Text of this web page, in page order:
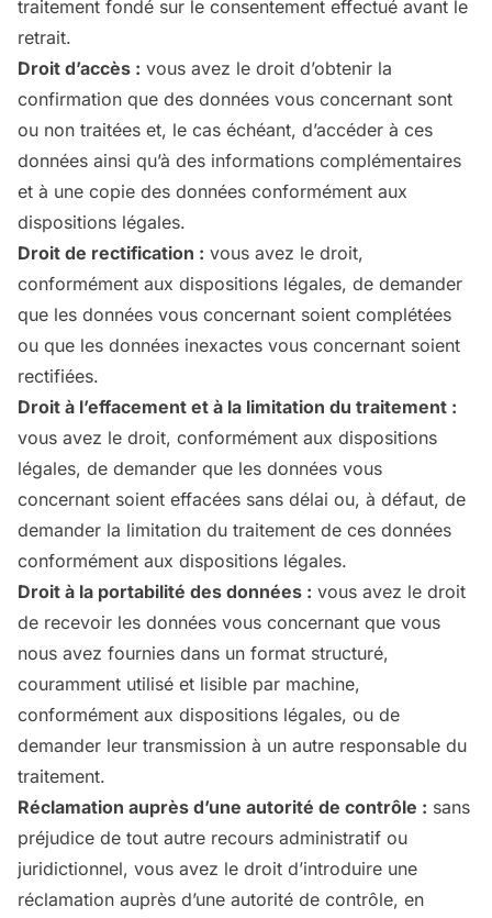
traitement fondé sur le consentement effectué avant le
retrait.
Droit d’accès : vous avez le droit d’obtenir la
confirmation que des données vous concernant sont
ou non traitées et, le cas échéant, d’accéder à ces
données ainsi qu’à des informations complémentaires
et à une copie des données conformément aux
dispositions légales.
Droit de rectification : vous avez le droit,
conformément aux dispositions légales, de demander
que les données vous concernant soient complétées
ou que les données inexactes vous concernant soient
rectifiées.
Droit à l’effacement et à la limitation du traitement :
vous avez le droit, conformément aux dispositions
légales, de demander que les données vous
concernant soient effacées sans délai ou, à défaut, de
demander la limitation du traitement de ces données
conformément aux dispositions légales.
Droit à la portabilité des données : vous avez le droit
de recevoir les données vous concernant que vous
nous avez fournies dans un format structuré,
couramment utilisé et lisible par machine,
conformément aux dispositions légales, ou de
demander leur transmission à un autre responsable du
traitement.
Réclamation auprès d’une autorité de contrôle : sans
préjudice de tout autre recours administratif ou
juridictionnel, vous avez le droit d’introduire une
réclamation auprès d’une autorité de contrôle, en